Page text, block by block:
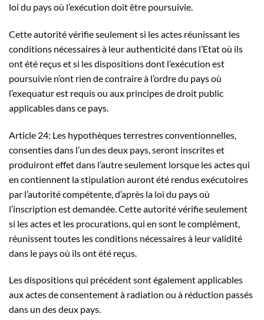
loi du pays où l’exécution doit être poursuivie.
Cette autorité vérifie seulement si les actes réunissant les
conditions nécessaires à leur authenticité dans l’Etat où ils
ont été reçus et si les dispositions dont l’exécution est
poursuivie n’ont rien de contraire à l’ordre du pays où
l’exequatur est requis ou aux principes de droit public
applicables dans ce pays.
Article 24: Les hypothèques terrestres conventionnelles,
consenties dans l’un des deux pays, seront inscrites et
produiront effet dans l’autre seulement lorsque les actes qui
en contiennent la stipulation auront été rendus exécutoires
par l’autorité compétente, d’après la loi du pays où
l’inscription est demandée. Cette autorité vérifie seulement
si les actes et les procurations, qui en sont le complément,
réunissent toutes les conditions nécessaires à leur validité
dans le pays où ils ont été reçus.
Les dispositions qui précédent sont également applicables
aux actes de consentement à radiation ou à réduction passés
dans un des deux pays.